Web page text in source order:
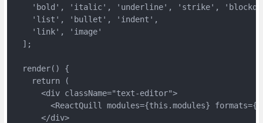
'bold', 'italic', 'underline', 'strike',
    'list', 'bullet', 'indent',
    'link', 'image'
  ];
  render() {
    return (
      <div className="text-editor">
<ReactQuill modules={this.modules}
      </div>